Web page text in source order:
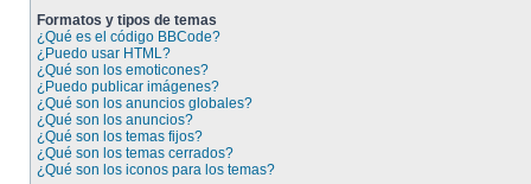
Formatos y tipos de temas
¿Qué es el código BBCode?
¿Puedo usar HTML?
¿Qué son los emoticones?
¿Puedo publicar imágenes?
¿Qué son los anuncios globales?
¿Qué son los anuncios?
¿Qué son los temas fijos?
¿Qué son los temas cerrados?
¿Qué son los iconos para los temas?